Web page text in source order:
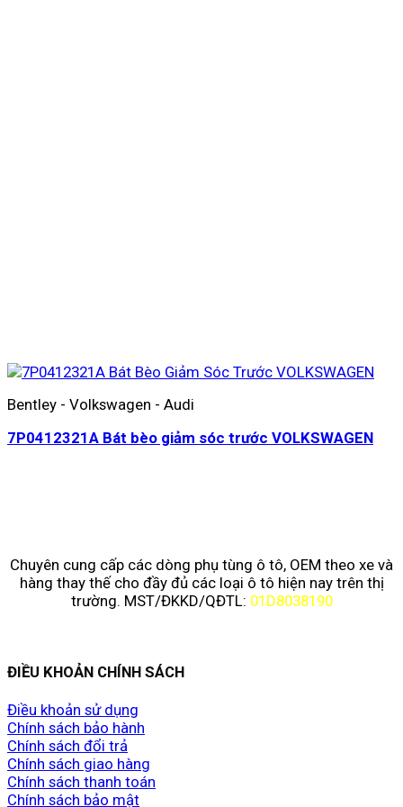
Bentley - Volkswagen - Audi
7P0412321A Bát bèo giảm sóc trước VOLKSWAGEN
Chuyên cung cấp các dòng phụ tùng ô tô, OEM theo xe và
hàng thay thế cho đầy đủ các loại ô tô hiện nay trên thị
trường. MST/ĐKKD/QĐTL: 01D8038190
ĐIỀU KHOẢN CHÍNH SÁCH
Điều khoản sử dụng
Chính sách bảo hành
Chính sách đổi trả
Chính sách giao hàng
Chính sách thanh toán
Chính sách bảo mật